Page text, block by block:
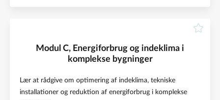
Modul C, Energiforbrug og indeklima i
komplekse bygninger
Lær at rådgive om optimering af indeklima, tekniske
installationer og reduktion af energiforbrug i komplekse